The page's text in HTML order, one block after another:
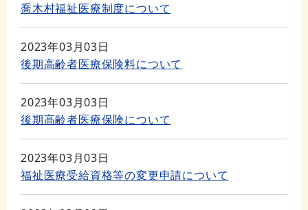
喬木村福祉医療制度について
2023年03月03日
後期高齢者医療保険料について
2023年03月03日
後期高齢者医療保険について
2023年03月03日
福祉医療受給資格等の変更申請について